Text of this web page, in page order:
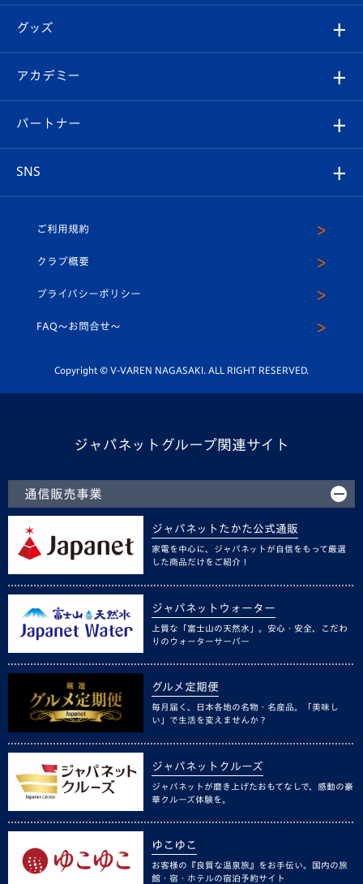
チケット
イベント
メディア
ホームタウン
スタッフプロフィール
マスコット紹介
平和祈念活動
ホームタウン活動
はじめての観戦ガイド
Revive Team
ヴィヴィくんの長崎おもてなしガイド
フォトギャラリー
スタジアムグルメ
チケット
V-LOVERS（ファンクラブ）
プレイヤーズスイート
グッズ
オンラインショップ
店舗情報
アカデミー
育成からのお知らせ
U-18
スクール
パートナー
SNS
ヴィヴィくんインスタグラム
公式LINE＠
ご利用規約
クラブ概要
プライバシーポリシー
FAQ〜お問合せ〜
Copyright © V-VAREN NAGASAKI. ALL RIGHT RESERVED.
ジャパネットグループ関連サイト
通信販売事業
ジャパネットたかた公式通販
家電を中心に、ジャパネットが自信をもって厳選
した商品だけをご紹介！
ジャパネットウォーター
上質な「富士山の天然水」。安心・安全、こだわ
りのウォーターサーバー
グルメ定期便
毎月届く、日本各地の名物・名産品。「美味し
い」で生活を変えませんか？
ジャパネットクルーズ
ジャパネットが磨き上げたおもてなしで、感動の豪
華クルーズ体験を。
ゆこゆこ
お客様の『良質な温泉旅』をお手伝い。国内の旅
館・宿・ホテルの宿泊予約サイト